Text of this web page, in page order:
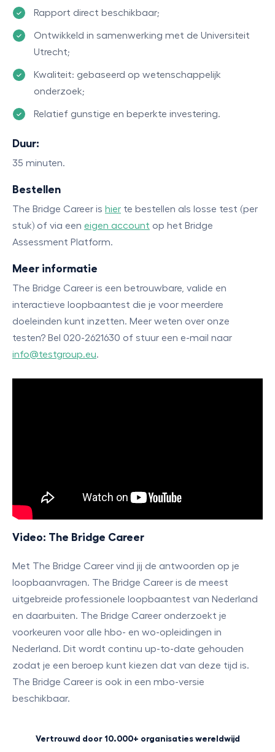
Rapport direct beschikbaar;
Ontwikkeld in samenwerking met de Universiteit
Utrecht;
Kwaliteit: gebaseerd op wetenschappelijk
onderzoek;
Relatief gunstige en beperkte investering.
Duur:
35 minuten.
Bestellen
The Bridge Career is hier te bestellen als losse test (per
stuk) of via een eigen account op het Bridge
Assessment Platform.
Meer informatie
The Bridge Career is een betrouwbare, valide en
interactieve loopbaantest die je voor meerdere
doeleinden kunt inzetten. Meer weten over onze
testen? Bel 020-2621630 of stuur een e-mail naar
info@testgroup.eu.
Video: The Bridge Career
Met The Bridge Career vind jij de antwoorden op je
loopbaanvragen. The Bridge Career is de meest
uitgebreide professionele loopbaantest van Nederland
en daarbuiten. The Bridge Career onderzoekt je
voorkeuren voor alle hbo- en wo-opleidingen in
Nederland. Dit wordt continu up-to-date gehouden
zodat je een beroep kunt kiezen dat van deze tijd is.
The Bridge Career is ook in een mbo-versie
beschikbaar.
Vertrouwd door 10.000+ organisaties wereldwijd